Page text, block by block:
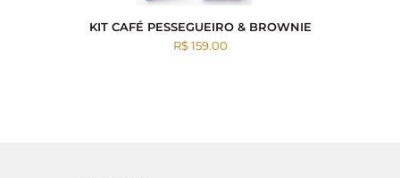
KIT CAFÉ PESSEGUEIRO & BROWNIE
R$ 159.00